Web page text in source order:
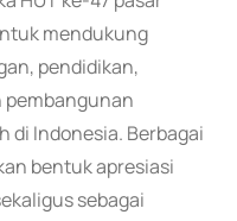
mendukung
pendidikan,
pembangunan
di Indonesia. Berbagai
bentuk apresiasi
sebagai